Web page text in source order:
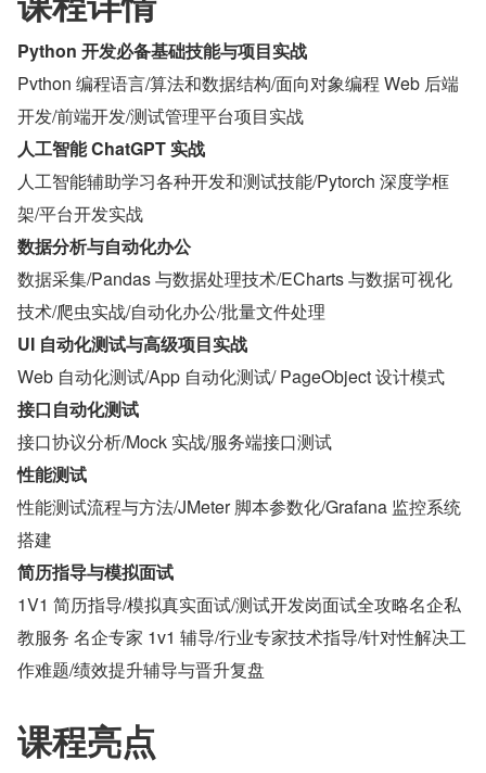
Python 开发必备基础技能与项目实战
Pvthon 编程语言/算法和数据结构/面向对象编程 Web 后端
开发/前端开发/测试管理平台项目实战
人工智能 ChatGPT 实战
人工智能辅助学习各种开发和测试技能/Pytorch 深度学框
架/平台开发实战
数据分析与自动化办公
数据采集/Pandas 与数据处理技术/ECharts 与数据可视化
技术/爬虫实战/自动化办公/批量文件处理
UI 自动化测试与高级项目实战
Web 自动化测试/App 自动化测试/ PageObject 设计模式
接口自动化测试
接口协议分析/Mock 实战/服务端接口测试
性能测试
性能测试流程与方法/JMeter 脚本参数化/Grafana 监控系统
搭建
简历指导与模拟面试
1V1 简历指导/模拟真实面试/测试开发岗面试全攻略名企私
教服务 名企专家 1v1 辅导/行业专家技术指导/针对性解决工
作难题/绩效提升辅导与晋升复盘
课程亮点